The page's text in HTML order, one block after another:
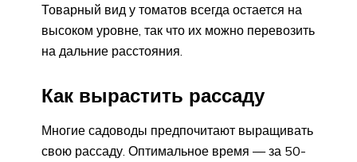
Товарный вид у томатов всегда остается на
высоком уровне, так что их можно перевозить
на дальние расстояния.
Как вырастить рассаду
Многие садоводы предпочитают выращивать
свою рассаду. Оптимальное время — за 50-